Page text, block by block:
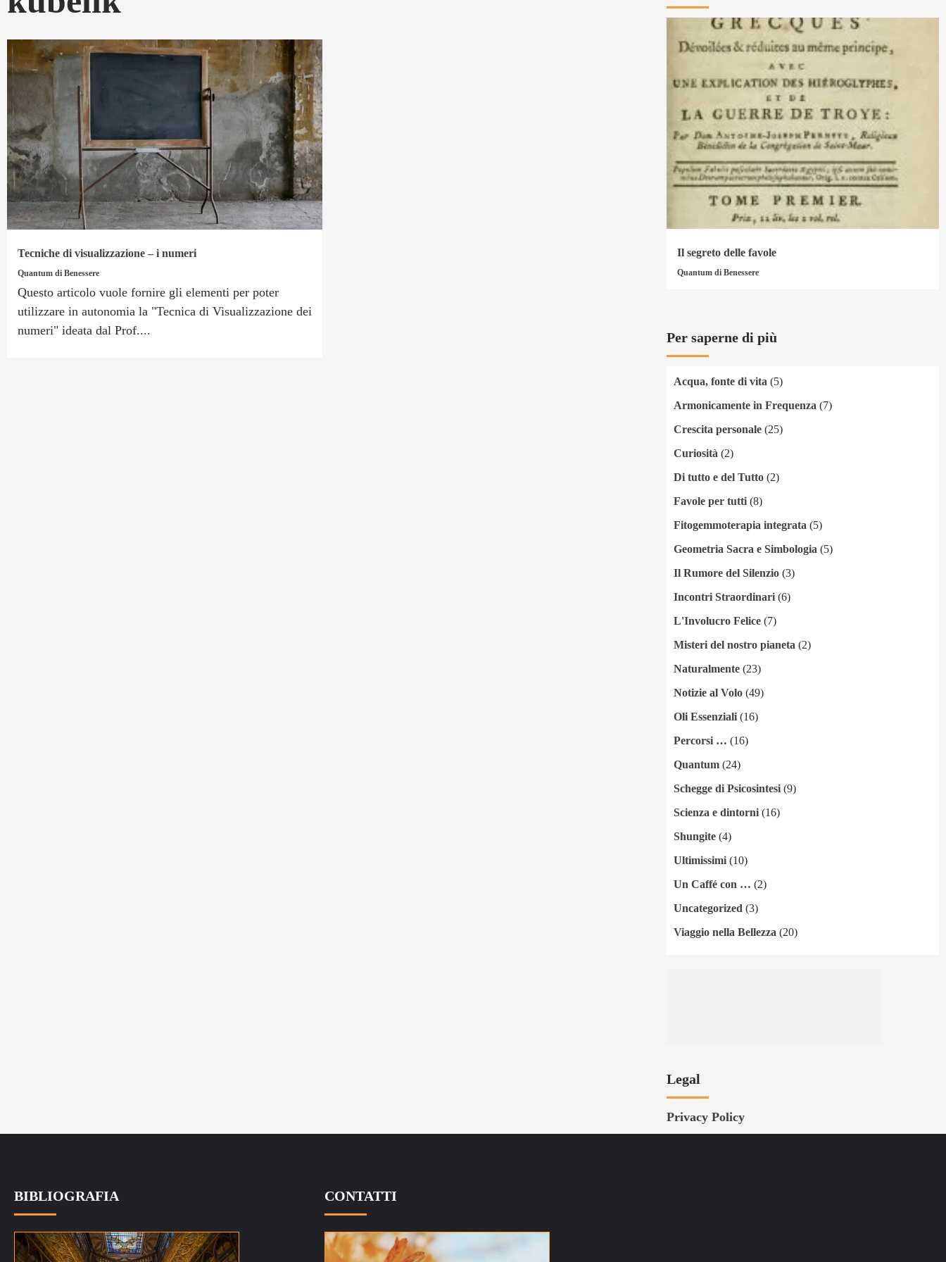
Tecniche di visualizzazione – i numeri
Quantum di Benessere
Questo articolo vuole fornire gli elementi per poter
utilizzare in autonomia la "Tecnica di Visualizzazione dei
numeri" ideata dal Prof....
Il segreto delle favole
Quantum di Benessere
Per saperne di più
Acqua, fonte di vita(5)
Armonicamente in Frequenza(7)
Crescita personale(25)
Curiosità(2)
Di tutto e del Tutto(2)
Favole per tutti(8)
Fitogemmoterapia integrata(5)
Geometria Sacra e Simbologia(5)
Il Rumore del Silenzio(3)
Incontri Straordinari(6)
L'Involucro Felice(7)
Misteri del nostro pianeta(2)
Naturalmente(23)
Notizie al Volo(49)
Oli Essenziali(16)
Percorsi … (16)
Quantum(24)
Schegge di Psicosintesi(9)
Scienza e dintorni(16)
Shungite(4)
Ultimissimi(10)
Un Caffé con … (2)
Uncategorized(3)
Viaggio nella Bellezza(20)
Legal
Privacy Policy
BIBLIOGRAFIA CONTATTI